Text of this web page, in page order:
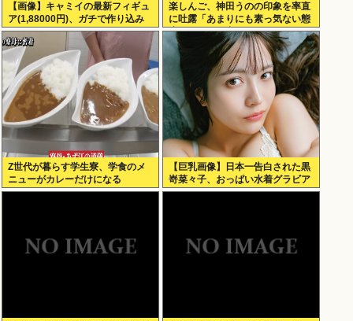
【画像】キャミイの最新フィギュ
ア(1,88000円)、ガチで作り込み
がエグすぎる
楽しんご、神田うのの印象を率直
に吐露「あまりにも素っ気ない態
度を取られて寂しい」
Z世代が暮らす学生寮、学食のメ
ニューがカレーだけになる
【巨乳画像】日本一告白された黒
嵜菜々子、おっぱい水着グラビア
がエッチすぎるwww